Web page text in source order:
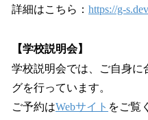
詳細はこちら： https://g-
【学校説明会】
学校説明会では、ご自身に
グを行っています。
ご予約はWebサイト をご覧